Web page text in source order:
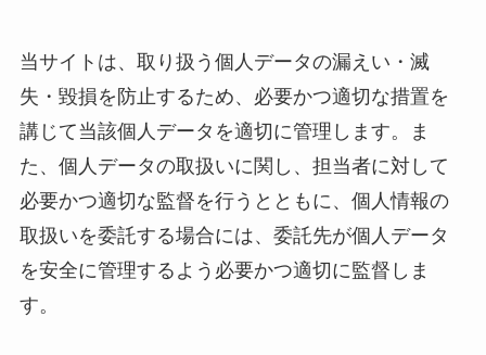
当サイトは、取り扱う個人データの漏えい・滅
失・毀損を防止するため、必要かつ適切な措置を
講じて当該個人データを適切に管理します。ま
た、個人データの取扱いに関し、担当者に対して
必要かつ適切な監督を行うとともに、個人情報の
取扱いを委託する場合には、委託先が個人データ
を安全に管理するよう必要かつ適切に監督しま
す。